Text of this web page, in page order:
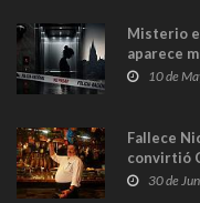
Misterio
aparece
y las10 de
Fallece
convirtió
en Madrid
30 de